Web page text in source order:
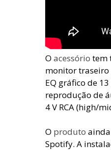
O acessório tem
monitor traseiro
EQ gráfico de
reprodução de
4 V RCA (high/
O produto
Spotify. A